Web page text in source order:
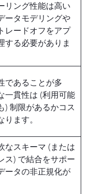
リング性能は高い
ータモデリングや
レードオフをアプ
する必要がありま
であることが多
一貫性は (利用可能
) 制限があるかコス
ります。
なスキーマ (または
ス) で結合をサポー
ータの非正規化が